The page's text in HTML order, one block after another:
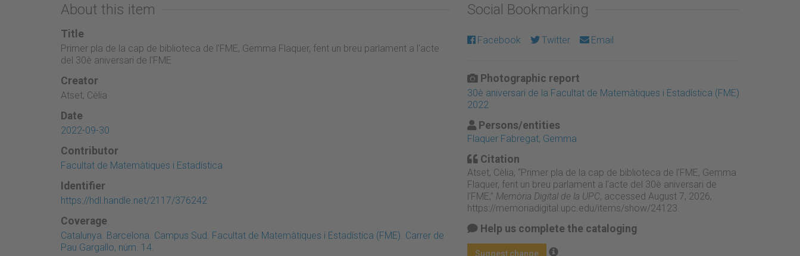
About this item
Title
Primer pla de la cap de biblioteca de l'FME, Gemma Flaquer, fent un breu parlament a l'acte
del 30è aniversari de l'FME
Creator
Atset, Cèlia
Date
2022-09-30
Contributor
Facultat de Matemàtiques i Estadística
Identifier
https://hdl.handle.net/2117/376242
Coverage
Catalunya. Barcelona. Campus Sud. Facultat de Matemàtiques i Estadística (FME). Carrer de
Pau Gargallo, núm. 14.
Social Bookmarking
Facebook Twitter Email
Photographic report
30è aniversari de la Facultat de Matemàtiques i Estadística (FME)
2022
Persons/entities
Flaquer Fabregat, Gemma
Citation
Atset, Cèlia, “Primer pla de la cap de biblioteca de l'FME, Gemma
Flaquer, fent un breu parlament a l'acte del 30è aniversari de
l'FME,” Memòria Digital de la UPC, accessed August 7, 2026,
https://memoriadigital.upc.edu/items/show/24123
Help us complete the cataloging
Suggest change